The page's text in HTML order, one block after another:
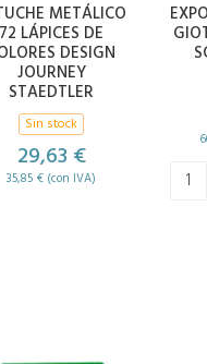
METÁLICO
72 LÁPICES DE
DESIGN
JOURNEY
STAEDTLER
Sin stock
29,63 €
35,85 € (con IVA)